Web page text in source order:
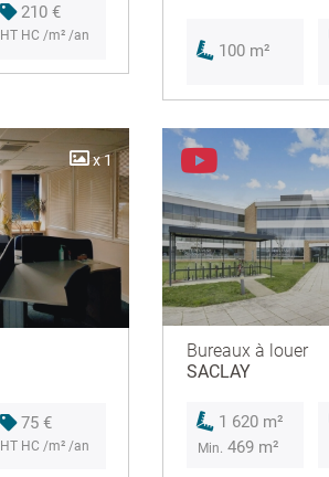
210 €
HT HC /m² /an
100 m²
x 1
75 €
HT HC /m² /an
Bureaux à louer
SACLAY
1 620 m²
Min. 469 m²